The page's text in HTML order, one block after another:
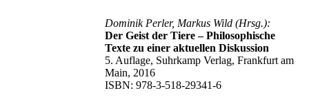
Dominik Perler, Markus Wild (Hrsg.):
Der Geist der Tiere – Philosophische
Texte zu einer aktuellen Diskussion
5. Auflage, Suhrkamp Verlag, Frankfurt am
Main, 2016
ISBN: 978-3-518-29341-6